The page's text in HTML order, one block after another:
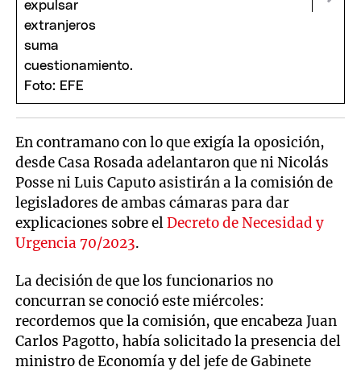
En contramano con lo que exigía la oposición,
desde Casa Rosada adelantaron que ni Nicolás
Posse ni Luis Caputo asistirán a la comisión de
legisladores de ambas cámaras para dar
explicaciones sobre elDecreto de Necesidad y
Urgencia 70/2023.
La decisión de que los funcionarios no
concurran se conoció este miércoles:
recordemos que la comisión, que encabeza Juan
Carlos Pagotto, había solicitado la presencia del
ministro de Economía y del jefe de Gabinete